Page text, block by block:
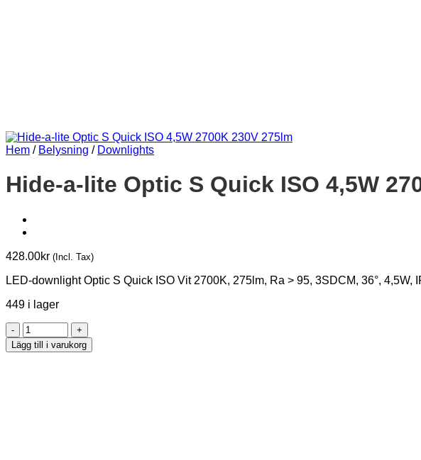
Hem / Belysning / Downlights
Hide-a-lite Optic S Quick ISO 4,5W
428.00kr (Incl. Tax)
LED-downlight Optic S Quick ISO Vit 2700K, 275lm, Ra > 95, 3SDCM, 36°, 4,5W,
449 i lager
Hide-
a-
lite
Lägg till i varukorg